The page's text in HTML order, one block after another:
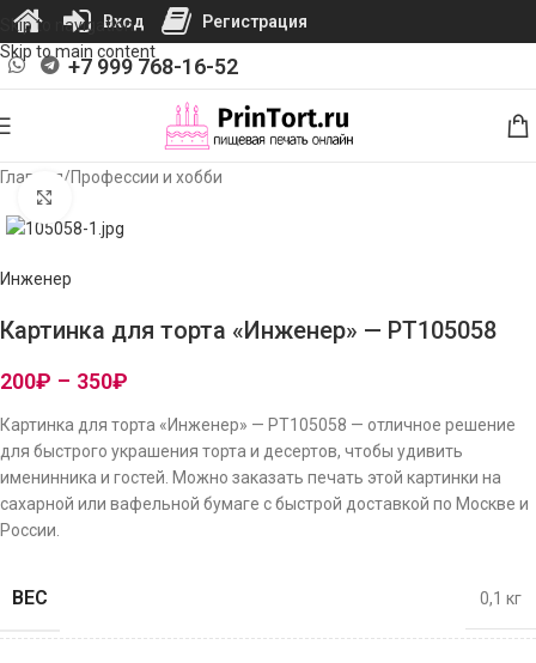
Skip to navigation
Skip to main content
+7 999 768-16-52
Главная/Профессии и хобби
Инженер
Картинка для торта «Инженер» — PT105058
200₽ – 350₽
Картинка для торта «Инженер» — PT105058 — отличное решение
для быстрого украшения торта и десертов, чтобы удивить
именинника и гостей. Можно заказать печать этой картинки на
сахарной или вафельной бумаге с быстрой доставкой по Москве и
России.
ВЕС 0,1 кг
Вход Регистрация